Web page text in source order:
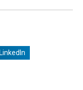
LinkedIn